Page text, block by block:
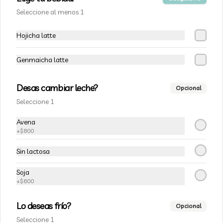
$1.800
Términos y condiciones
Redes sociales
Seleccione al menos 1
Hojicha latte
Genmaicha latte
Desas cambiar leche? Opcional
Seleccione 1
Avena
+$800
Sin lactosa
Soja
+$600
Lo deseas frío? Opcional
Seleccione 1